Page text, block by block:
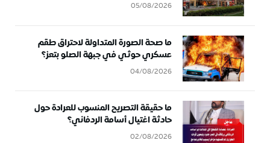
05/08/2026
ما صحة الصورة المتداولة لاحتراق طقم
عسكري حوثي في جبهة الصلو بتعز؟
04/08/2026
ما حقيقة التصريح المنسوب للعرادة حول
حادثة اغتيال أسامة الردفاني؟
02/08/2026